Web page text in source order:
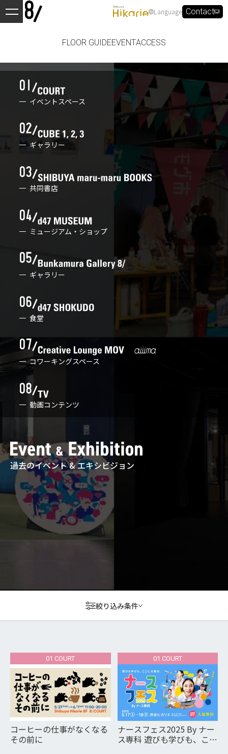
Language Contact
FLOOR GUIDEEVENTACCESS
イベントスペース
ギャラリー
共同書店
ミュージアム・ショップ
ギャラリー
食堂
コワーキングスペース
動画コンテンツ
過去のイベント & エキシビジョン
絞り込み条件
01 COURT
コーヒーの仕事がなくなる
その前に
01 COURT
ナースフェス2025 By ナー
ス専科 遊びも学びも、ここ